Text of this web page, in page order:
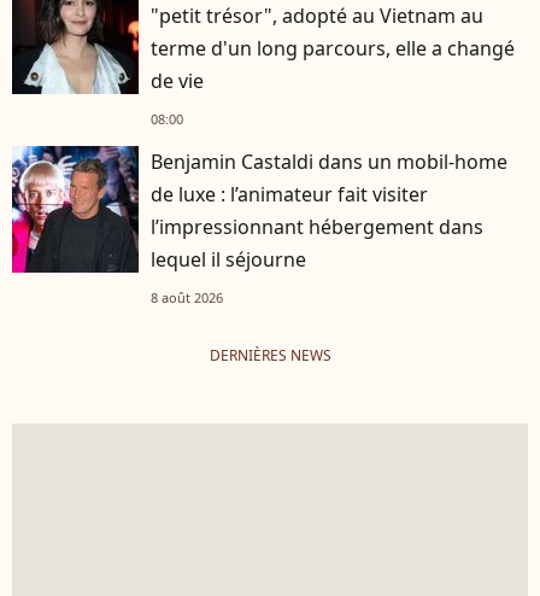
"petit trésor", adopté au Vietnam au
terme d'un long parcours, elle a changé
de vie
08:00
Benjamin Castaldi dans un mobil-home
de luxe : l’animateur fait visiter
l’impressionnant hébergement dans
lequel il séjourne
8 août 2026
DERNIÈRES NEWS